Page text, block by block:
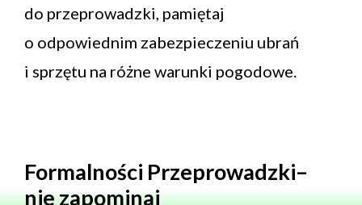
do przeprowadzki, pamiętaj
o odpowiednim zabezpieczeniu ubrań
i sprzętu na różne warunki pogodowe.
Formalności Przeprowadzki–
nie zapominaj